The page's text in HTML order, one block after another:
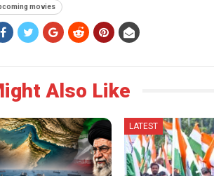
movies
Also Like
LATEST